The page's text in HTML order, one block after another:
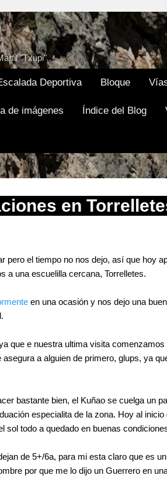
Ir
"Txupi"
Deportiva Bloque
de imágenes Índice del Blog
en
pero el tiempo no nos dejo, así que hoy
a una escuelilla cercana, Torrelletes.
en una ocasión y nos dejo una
que e nuestra ultima visita
a alguien de primero, glups, ya
bastante bien, el Kuñao se cuelga un
especialita de la zona. Hoy al
sol todo a quedado en buenas
de 5+/6a, para mi esta claro que es
por que me lo dijo un Guerrero en